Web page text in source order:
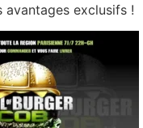
avantages exclusifs !